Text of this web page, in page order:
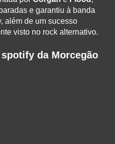
e garantiu à banda
além de um sucesso
visto no rock alternativo.
da Morcegão